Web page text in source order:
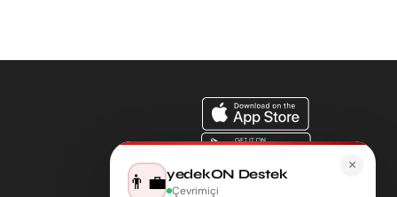
×
👨‍💼yedekON Destek
Çevrimiçi